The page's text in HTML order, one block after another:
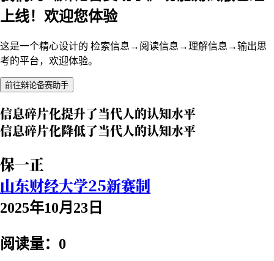
上线！欢迎您体验
这是一个精心设计的 检索信息→阅读信息→理解信息→输出思
考的平台，欢迎体验。
前往辩论备赛助手
信息碎片化提升了当代人的认知水平
信息碎片化降低了当代人的认知水平
保一正
山东财经大学25新赛制
2025年10月23日
阅读量：0